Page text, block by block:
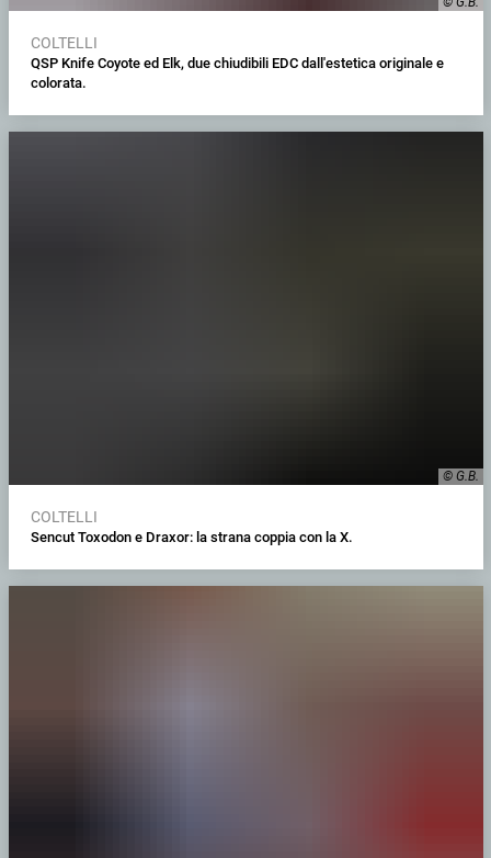
COLTELLI
QSP Knife Coyote ed Elk, due chiudibili EDC dall'estetica originale e
colorata.
© G.B.
COLTELLI
Sencut Toxodon e Draxor: la strana coppia con la X.